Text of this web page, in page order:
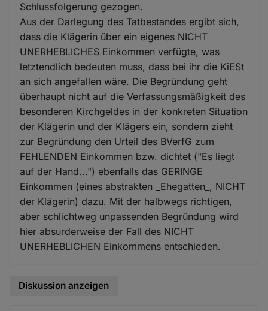
Schlussfolgerung gezogen.
Aus der Darlegung des Tatbestandes ergibt sich,
dass die Klägerin über ein eigenes NICHT
UNERHEBLICHES Einkommen verfügte, was
letztendlich bedeuten muss, dass bei ihr die KiESt
an sich angefallen wäre. Die Begründung geht
überhaupt nicht auf die Verfassungsmäßigkeit des
besonderen Kirchgeldes in der konkreten Situation
der Klägerin und der Klägers ein, sondern zieht
zur Begründung den Urteil des BVerfG zum
FEHLENDEN Einkommen bzw. dichtet ("Es liegt
auf der Hand...") ebenfalls das GERINGE
Einkommen (eines abstrakten _Ehegatten_, NICHT
der Klägerin) dazu. Mit der halbwegs richtigen,
aber schlichtweg unpassenden Begründung wird
hier absurderweise der Fall des NICHT
UNERHEBLICHEN Einkommens entschieden.
Diskussion anzeigen